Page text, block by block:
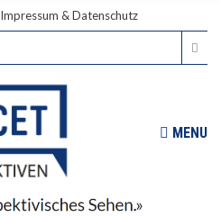
Impressum & Datenschutz
MENU